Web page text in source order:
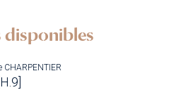
disponibles
CHARPENTIER